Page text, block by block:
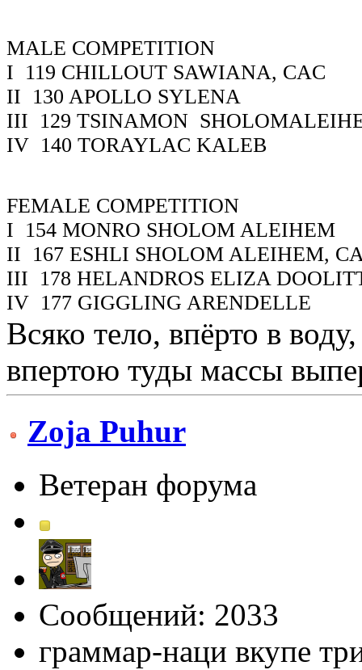
MALE COMPETITION
I 119 CHILLOUT SAWIANA, CAC
II 130 APOLLO SYLENA
III 129 TSINAMON
IV 140 TORAYLAC KALEB
FEMALE COMPETITION
I 154 MONRO SHOLOM ALEIHEM
II 167 ESHLI SHOLOM ALEIHEM,
III 178 HELANDROS ELIZA
IV 177 GIGGLING ARENDELLE
Всяко тело, впёрто в
впертою туды массы
Zoja Puhur
Ветеран форума
Сообщений: 2033
граммар-наци вкупе